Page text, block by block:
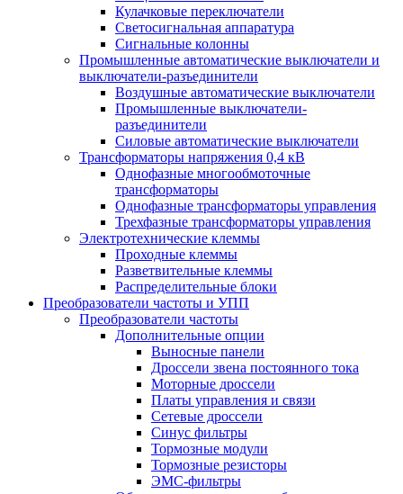
Кулачковые переключатели
Светосигнальная аппаратура
Сигнальные колонны
Промышленные автоматические выключатели и
выключатели-разъединители
Воздушные автоматические выключатели
Промышленные выключатели-
разъединители
Силовые автоматические выключатели
Трансформаторы напряжения 0,4 кВ
Однофазные многообмоточные
трансформаторы
Однофазные трансформаторы управления
Трехфазные трансформаторы управления
Электротехнические клеммы
Проходные клеммы
Разветвительные клеммы
Распределительные блоки
Преобразователи частоты и УПП
Преобразователи частоты
Дополнительные опции
Выносные панели
Дроссели звена постоянного тока
Моторные дроссели
Платы управления и связи
Сетевые дроссели
Синус фильтры
Тормозные модули
Тормозные резисторы
ЭМС-фильтры